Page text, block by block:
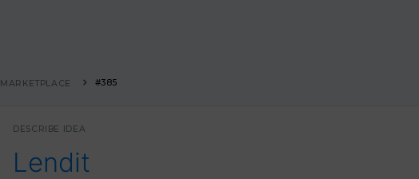
MARKETPLACE #385
DESCRIBE IDEA
Lendit